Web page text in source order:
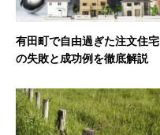
有田町で自由過ぎた注文住宅
の失敗と成功例を徹底解説